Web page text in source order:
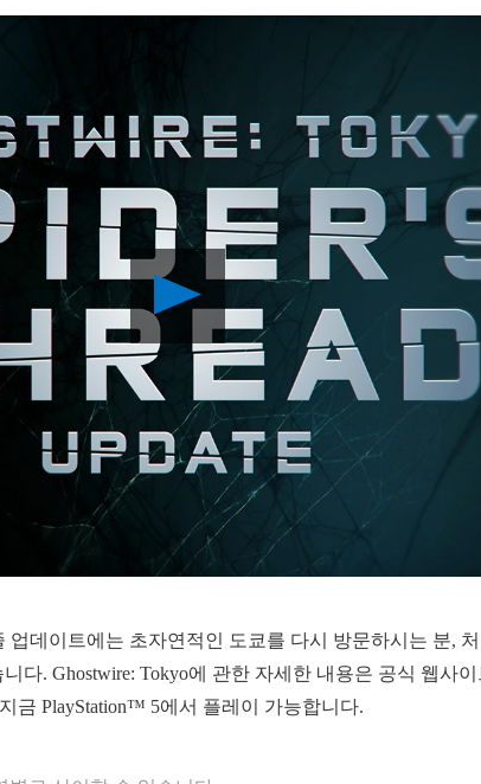
Play
Video
업데이트에는 초자연적인 도쿄를 다시 방문하시는 분,
다. Ghostwire: Tokyo에 관한 자세한 내용은 공식 웹사
금 PlayStation™ 5에서 플레이 가능합니다.